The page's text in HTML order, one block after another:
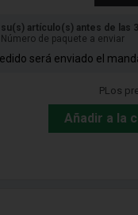
artículo(s) antes de las
Número de paquete a enviar
será enviado el
PLos
Añadir a la